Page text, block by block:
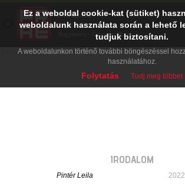
IRODALOM
Pintér Leila
Ez a weboldal cookie-kat (sütiket)
weboldalunk használata során a lehető
tudjuk biztosítani.
A weboldalunkon történő további böngészéssel
használatához.
Folytatás Tudj meg többet
PRAE.HU
Digital Evolution
Ingyenes - Google Play